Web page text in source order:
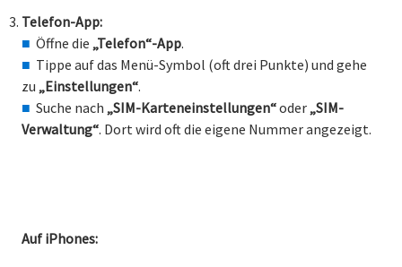
Telefon-App:
Öffne die „Telefon“-App.
Tippe auf das Menü-Symbol (oft drei Punkte) und gehe
zu „Einstellungen“.
Suche nach „SIM-Karteneinstellungen“oder „SIM-
Verwaltung“. Dort wird oft die eigene Nummer angezeigt.
Auf iPhones: